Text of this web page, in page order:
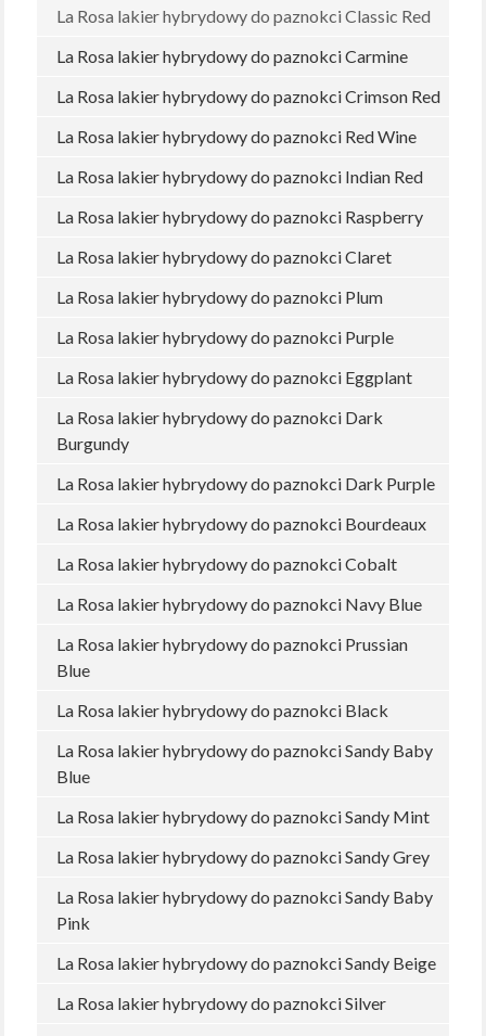
La Rosa lakier hybrydowy do paznokci Classic Red
La Rosa lakier hybrydowy do paznokci Carmine
La Rosa lakier hybrydowy do paznokci Crimson Red
La Rosa lakier hybrydowy do paznokci Red Wine
La Rosa lakier hybrydowy do paznokci Indian Red
La Rosa lakier hybrydowy do paznokci Raspberry
La Rosa lakier hybrydowy do paznokci Claret
La Rosa lakier hybrydowy do paznokci Plum
La Rosa lakier hybrydowy do paznokci Purple
La Rosa lakier hybrydowy do paznokci Eggplant
La Rosa lakier hybrydowy do paznokci Dark
Burgundy
La Rosa lakier hybrydowy do paznokci Dark Purple
La Rosa lakier hybrydowy do paznokci Bourdeaux
La Rosa lakier hybrydowy do paznokci Cobalt
La Rosa lakier hybrydowy do paznokci Navy Blue
La Rosa lakier hybrydowy do paznokci Prussian
Blue
La Rosa lakier hybrydowy do paznokci Black
La Rosa lakier hybrydowy do paznokci Sandy Baby
Blue
La Rosa lakier hybrydowy do paznokci Sandy Mint
La Rosa lakier hybrydowy do paznokci Sandy Grey
La Rosa lakier hybrydowy do paznokci Sandy Baby
Pink
La Rosa lakier hybrydowy do paznokci Sandy Beige
La Rosa lakier hybrydowy do paznokci Silver